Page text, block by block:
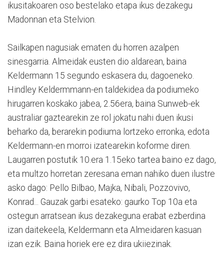
ikusitakoaren oso bestelako etapa ikus dezakegu
Madonnan eta Stelvion.
Sailkapen nagusiak ematen du horren azalpen
sinesgarria. Almeidak eusten dio aldarean, baina
Keldermann 15 segundo eskasera du, dagoeneko.
Hindley Keldermmann-en taldekidea da podiumeko
hirugarren koskako jabea, 2.56era, baina Sunweb-ek
australiar gaztearekin ze rol jokatu nahi duen ikusi
beharko da, berarekin podiuma lortzeko erronka, edota
Keldermann-en morroi izatearekin koforme diren.
Laugarren postutik 10.era 1.15eko tartea baino ez dago,
eta multzo horretan zeresana eman nahiko duen ilustre
asko dago: Pello Bilbao, Majka, Nibali, Pozzovivo,
Konrad... Gauzak garbi esateko: gaurko Top 10a eta
ostegun arratsean ikus dezakeguna erabat ezberdina
izan daitekeela, Keldermann eta Almeidaren kasuan
izan ezik. Baina horiek ere ez dira ukiiezinak.